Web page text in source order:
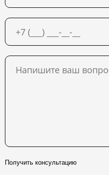
Получить консультацию